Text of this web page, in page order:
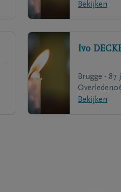
Bekijken
Ivo
Brugge - 87
Overleden
Bekijken